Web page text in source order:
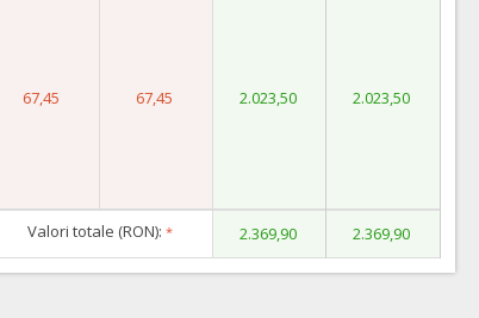
67,45 67,45 2.023,50 2.023,50
Valori totale (RON): * 2.369,90 2.369,90